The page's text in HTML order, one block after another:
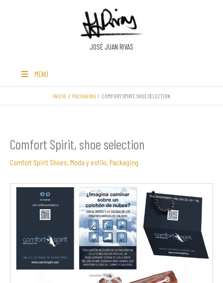
JOSÉ JUAN RIVAS
MENÚ
INICIO PACKAGING COMFORT SPIRIT, SHOE SELECTION
Comfort Spirit, shoe selection
Comfort Spirit Shoes, Moda y estilo, Packaging